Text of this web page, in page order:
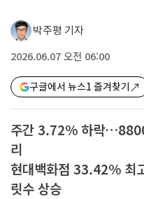
박주평 기자
2026.06.07 오전 06:00
구글에서 뉴스1 즐겨찾기
주간 3.72% 하락
리
현대백화점 33.42% 최
릿수 상승